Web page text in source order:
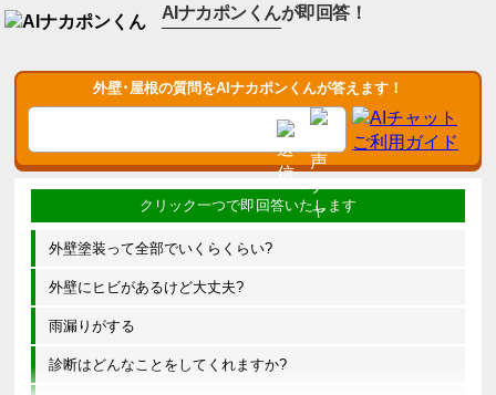
AIナカポンくんが即回答！
外壁･屋根の質問をAIナカポンくんが答えます！
外壁塗装って全部でいくらくらい?
外壁にヒビがあるけど大丈夫?
雨漏りがする
診断はどんなことをしてくれますか?